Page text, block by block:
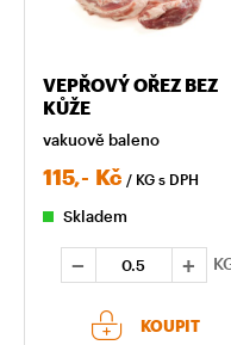
VEPŘOVÝ OŘEZ BEZ
KŮŽE
vakuově baleno
115,- Kč / KG s DPH
Skladem
KOUPIT